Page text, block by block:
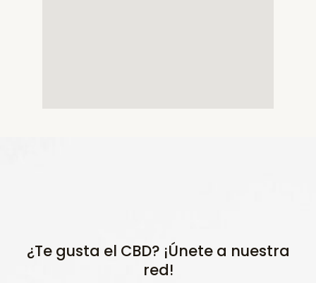
¿Te gusta el CBD? ¡Únete a nuestra
red!